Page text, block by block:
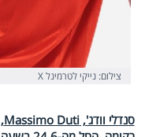
צילום: נייקי לטרמינל X